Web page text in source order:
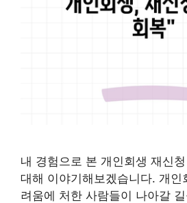
내 경험으로 본 개인회생 재신
대해 이야기해보겠습니다. 개인
려움에 처한 사람들이 나아갈